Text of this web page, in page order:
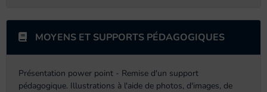
MOYENS ET SUPPORTS PÉDAGOGIQUES
Présentation power point - Remise d'un support
pédagogique. Illustrations à l'aide de photos, d'images, de